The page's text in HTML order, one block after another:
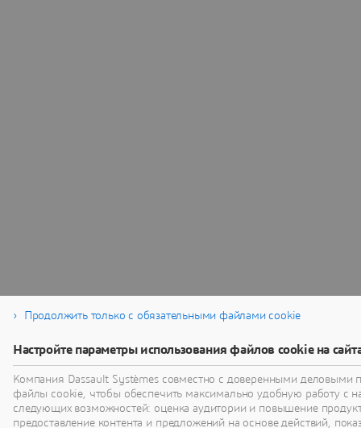
Продолжить только с обязательными файлами cookie
Настройте параметры использования файлов cookie на
Компания Dassault Systèmes совместно с доверенными деловыми
файлы cookie, чтобы обеспечить максимально удобную работу с
следующих возможностей: оценка аудитории и повышение
предоставление контента и предложений на основе действий,